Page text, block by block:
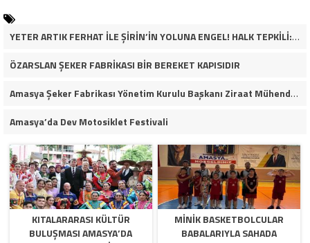
YETER ARTIK FERHAT İLE ŞİRİN’İN YOLUNA ENGEL! HALK TEPKİLİ: “YOLU KAPATMAK ÇÖZÜM DEĞİL, GÖREVİNİ YAP!”
ÖZARSLAN ŞEKER FABRİKASI BİR BEREKET KAPISIDIR
Amasya Şeker Fabrikası Yönetim Kurulu Başkanı Ziraat Mühendisi Ahmet ÖZARSLAN’ın Mevlid Kandili Mesajı
Amasya’da Dev Motosiklet Festivali
KITALARARASI KÜLTÜR
BULUŞMASI AMASYA’DA
MINIK BASKETBOLCULAR
BABALARIYLA SAHADA